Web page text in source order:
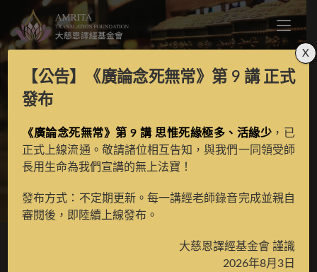
一切如來般若波羅蜜多
一字經
一切如來般若波羅蜜多一字
【公告】 《廣論念死無常》第 9 講正式
發布
《廣論念死無常》第 9 講 思惟死緣極多、活緣少 ，已
正式上線流通。敬請諸位相互告知，與我們一同領受師
長用生命為我們宣講的無上法寶！
發布方式：不定期更新。每一講經老師錄音完成並親自
審閱後，即陸續上線發布。
大慈恩譯經基金會 謹識
2026年8月3日
X